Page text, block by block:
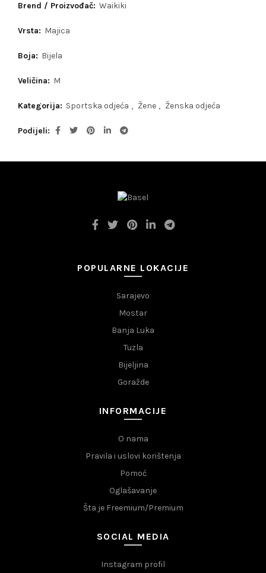
Brend / Proizvođač: Waikiki
Vrsta: Majica
Boja: Bijela
Veličina: M
Kategorija: Sportska odjeća , Žene , Ženska odjeća
Podijeli
POPULARNE LOKACIJE
Sarajevo
Mostar
Banja Luka
Tuzla
Bijeljina
Goražde
INFORMACIJE
O nama
Pravila i uslovi korištenja
Pomoć
Oglašavanje
Šta je Freemium/Premium
SOCIAL MEDIA
Instagram profil